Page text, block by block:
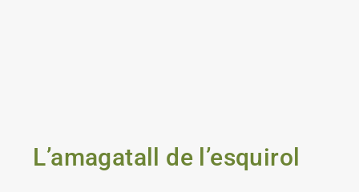
L’amagatall de l’esquirol